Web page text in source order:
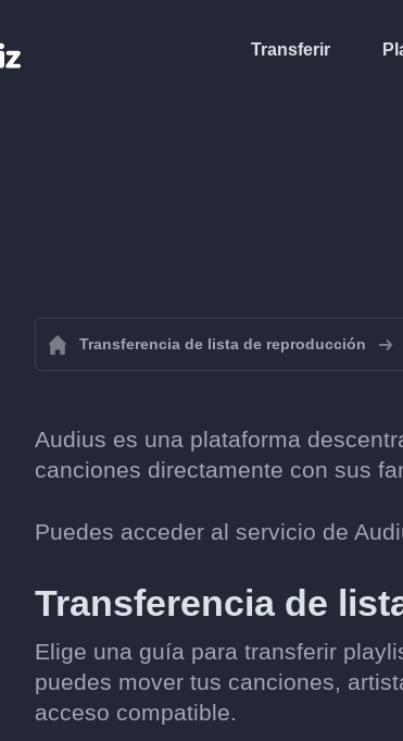
Transferir
Transferencia de lista de reproducción
Audius es una plataforma
canciones directamente con sus
Puedes acceder al servicio de
Transferencia de
Elige una guía para transferir
puedes mover tus canciones,
acceso compatible.